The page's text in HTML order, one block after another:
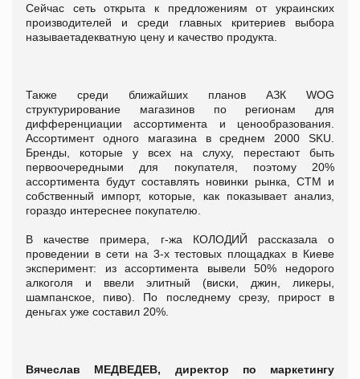
Сейчас сеть открыта к предложениям от украинских
производителей и среди главных критериев выбора
называетадекватную цену и качество продукта.
Также среди ближайших планов АЗК WOG
структурирование магазинов по регионам для
дифференциации ассортимента и ценообразования.
Ассортимент одного магазина в среднем 2000 SKU.
Бренды, которые у всех на слуху, перестают быть
первоочередными для покупателя, поэтому 20%
ассортимента будут составлять новинки рынка, СТМ и
собственный импорт, которые, как показывает анализ,
гораздо интереснее покупателю.
В качестве примера, г-жа КОЛОДИЙ рассказала о
проведении в сети на 3-х тестовых площадках в Киеве
эксперимент: из ассортимента вывели 50% недорого
алкоголя и ввели элитный (виски, джин, ликеры,
шампанское, пиво). По последнему срезу, прирост в
деньгах уже составил 20%.
Вячеслав МЕДВЕДЕВ, директор по маркетингу